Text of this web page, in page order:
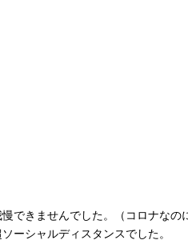
できませんでした。（コロナなの
ーシャルディスタンスでした。